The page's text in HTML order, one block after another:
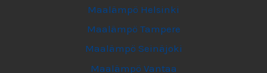
Maalämpö Helsinki
Maalämpö Tampere
Maalämpö Seinäjoki
Maalämpö Vantaa